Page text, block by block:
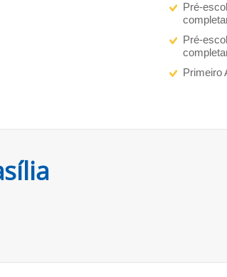
Pré-
Pré-
Primeiro